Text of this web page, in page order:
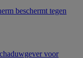
beschermt tegen
voor